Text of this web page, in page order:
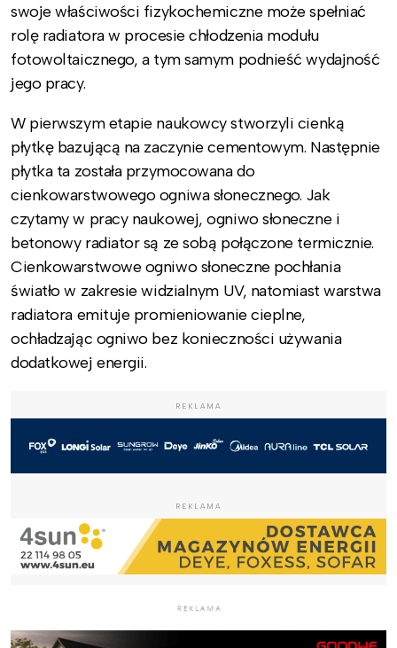
swoje właściwości fizykochemiczne może spełniać
rolę radiatora w procesie chłodzenia modułu
fotowoltaicznego, a tym samym podnieść wydajność
jego pracy.
W pierwszym etapie naukowcy stworzyli cienką
płytkę bazującą na zaczynie cementowym. Następnie
płytka ta została przymocowana do
cienkowarstwowego ogniwa słonecznego. Jak
czytamy w pracy naukowej, ogniwo słoneczne i
betonowy radiator są ze sobą połączone termicznie.
Cienkowarstwowe ogniwo słoneczne pochłania
światło w zakresie widzialnym UV, natomiast warstwa
radiatora emituje promieniowanie cieplne,
ochładzając ogniwo bez konieczności używania
dodatkowej energii.
REKLAMA
REKLAMA